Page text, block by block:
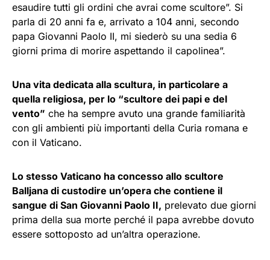
esaudire tutti gli ordini che avrai come scultore”. Si
parla di 20 anni fa e, arrivato a 104 anni, secondo
papa Giovanni Paolo II, mi siederò su una sedia 6
giorni prima di morire aspettando il capolinea”.
Una vita dedicata alla scultura, in particolare a
quella religiosa, per lo “scultore dei papi e del
vento” che ha sempre avuto una grande familiarità
con gli ambienti più importanti della Curia romana e
con il Vaticano.
Lo stesso Vaticano ha concesso allo scultore
Balljana di custodire un’opera che contiene il
sangue di San Giovanni Paolo II, prelevato due giorni
prima della sua morte perché il papa avrebbe dovuto
essere sottoposto ad un’altra operazione.